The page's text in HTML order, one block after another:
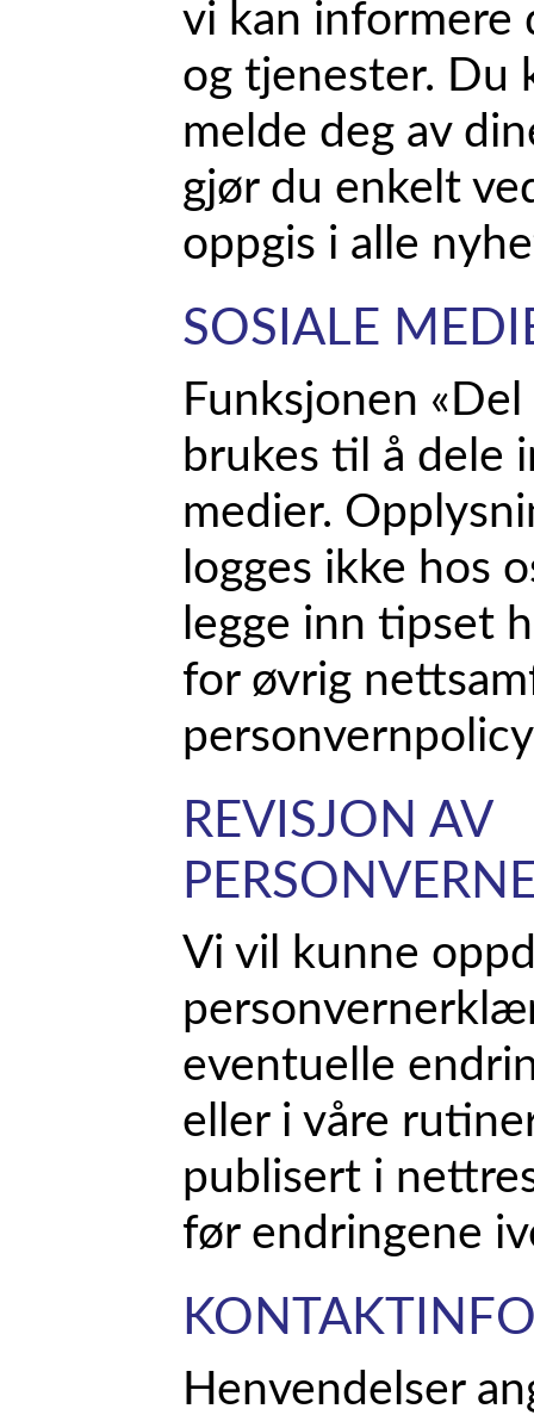
vi kan informere
og tjenester. Du
melde deg av
gjør du enkelt
oppgis i alle
SOSIALE
Funksjonen
brukes til å dele
medier.
logges ikke hos
legge inn tipset
for øvrig
REVISJON AV
Vi vil kunne
eventuelle
eller i våre
publisert i
før endringene
Henvendelser